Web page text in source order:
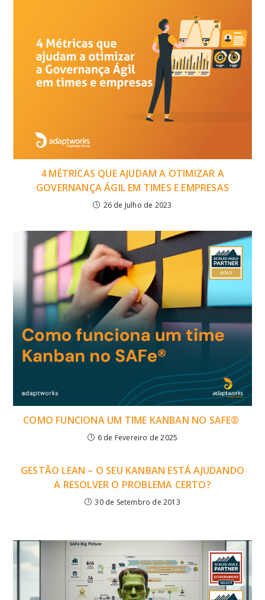
4 MÉTRICAS QUE AJUDAM A OTIMIZAR A
GOVERNANÇA ÁGIL EM TIMES E EMPRESAS
26 de Julho de 2023
COMO FUNCIONA UM TIME KANBAN NO SAFE®
6 de Fevereiro de 2025
GESTÃO LEAN – O SEU KANBAN ESTÁ AJUDANDO
A RESOLVER O PROBLEMA CERTO?
30 de Setembro de 2013